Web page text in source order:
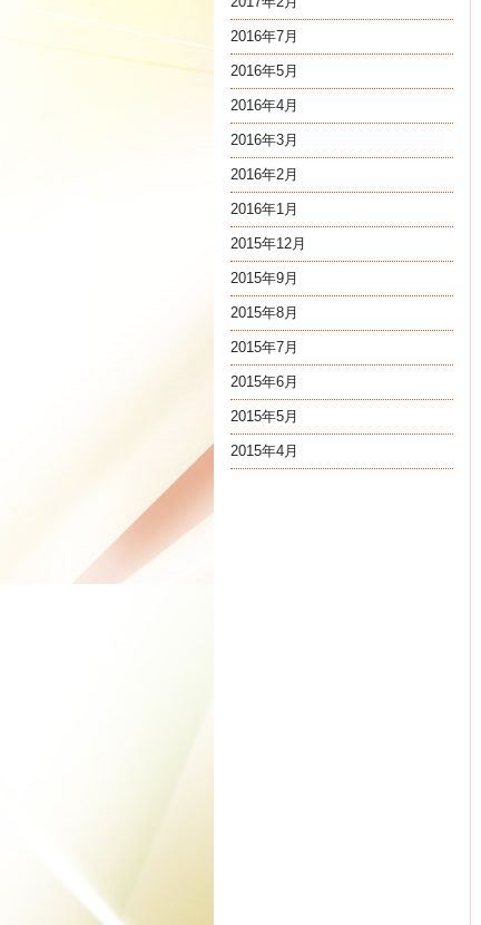
2016年7月
2016年5月
2016年4月
2016年3月
2016年2月
2016年1月
2015年12月
2015年9月
2015年8月
2015年7月
2015年6月
2015年5月
2015年4月